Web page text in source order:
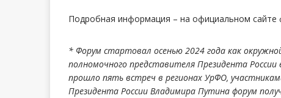
Подробная информация – на официальном сайте
* Форум стартовал осенью 2024 года как
полномочного представителя Президента
прошло пять встреч в регионах УрФО,
Президента России Владимира Путина форум